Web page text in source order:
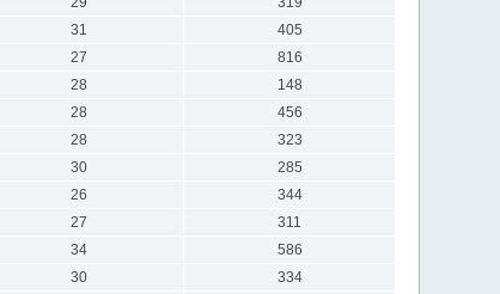
31
405
27
816
28
148
28
456
28
323
30
285
26
344
27
311
34
586
30 334